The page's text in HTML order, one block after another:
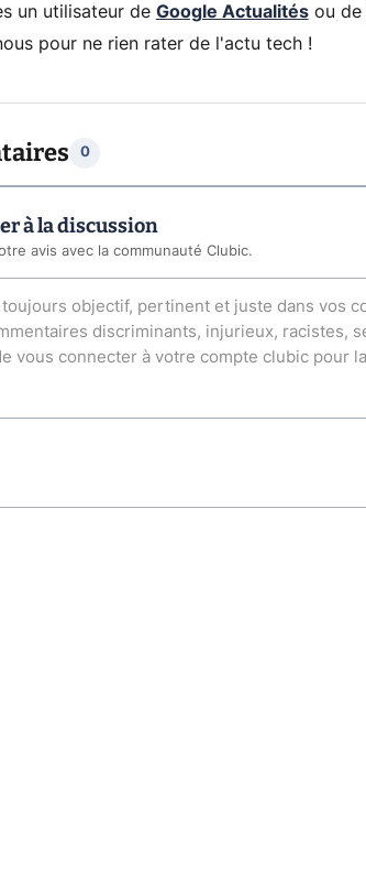
un utilisateur de Google Actualitésou de
pour ne rien rater de l'actu tech !
0
à la discussion
avis avec la communauté Clubic.